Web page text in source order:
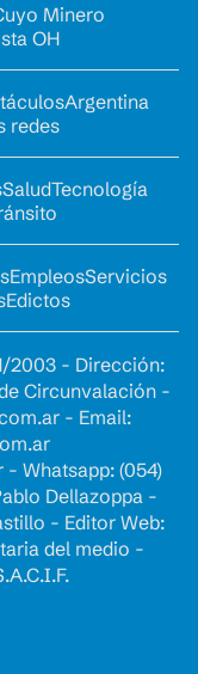
Minero
OH
Argentina
redes
SaludTecnología
EmpleosServicios
Edictos
2003 - Dirección:
Circunvalación -
- Email:
- Whatsapp: (054)
Dellazoppa -
- Editor Web:
del medio -